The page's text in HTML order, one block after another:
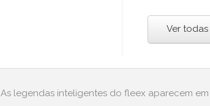
Ver
As legendas inteligentes do fleex aparecem